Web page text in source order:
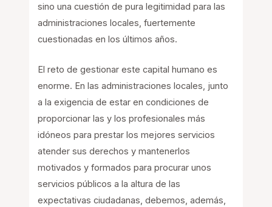
sino una cuestión de pura legitimidad para las
administraciones locales, fuertemente
cuestionadas en los últimos años.
El reto de gestionar este capital humano es
enorme. En las administraciones locales, junto
a la exigencia de estar en condiciones de
proporcionar las y los profesionales más
idóneos para prestar los mejores servicios
atender sus derechos y mantenerlos
motivados y formados para procurar unos
servicios públicos a la altura de las
expectativas ciudadanas, debemos, además,